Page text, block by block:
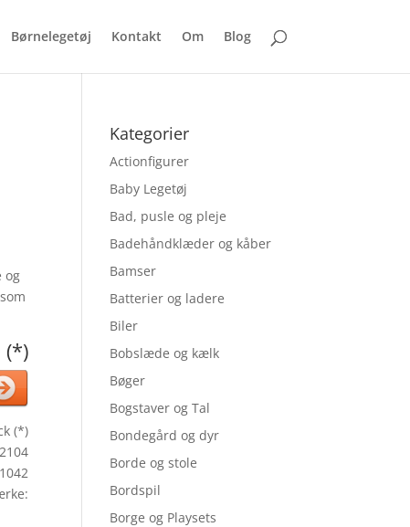
Børnelegetøj Kontakt Om Blog
og
(*)
(*)
Kategorier
Actionfigurer
Baby Legetøj
Bad, pusle og pleje
Badehåndklæder og kåber
Bamser
Batterier og ladere
Biler
Bobslæde og kælk
Bøger
Bogstaver og Tal
Bondegård og dyr
Borde og stole
Bordspil
Borge og Playsets